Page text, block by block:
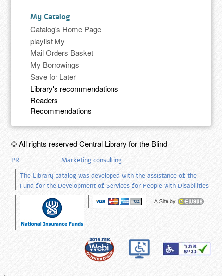
My Catalog
Catalog's Home Page
playlist My
Mail Orders Basket
My Borrowings
Save for Later
Library's recommendations
Readers
Recommendations
© All rights reserved Central Library for the Blind
PR
Marketing consulting
The Library catalog was developed with the assistance of the
Fund for the Development of Services for People with Disabilities